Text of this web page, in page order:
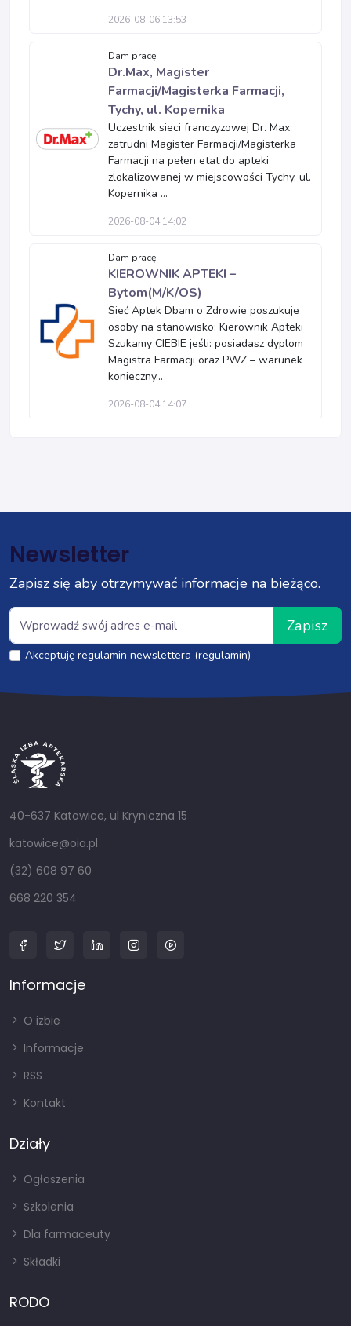
2026-08-06 13:53
Dam pracę
Dr.Max, Magister
Farmacji/Magisterka Farmacji,
Tychy, ul. Kopernika
Uczestnik sieci franczyzowej Dr. Max
zatrudni Magister Farmacji/Magisterka
Farmacji na pełen etat do apteki
zlokalizowanej w miejscowości Tychy, ul.
Kopernika ...
2026-08-04 14:02
Dam pracę
KIEROWNIK APTEKI –
Bytom(M/K/OS)
Sieć Aptek Dbam o Zdrowie poszukuje
osoby na stanowisko: Kierownik Apteki
Szukamy CIEBIE jeśli: posiadasz dyplom
Magistra Farmacji oraz PWZ – warunek
konieczny...
2026-08-04 14:07
Newsletter
Zapisz się aby otrzymywać informacje na bieżąco.
Zapisz
Akceptuję regulamin newslettera (regulamin)
40-637 Katowice, ul Kryniczna 15
katowice@oia.pl
(32) 608 97 60
668 220 354
Informacje
O izbie
Informacje
RSS
Kontakt
Działy
Ogłoszenia
Szkolenia
Dla farmaceuty
Składki
RODO